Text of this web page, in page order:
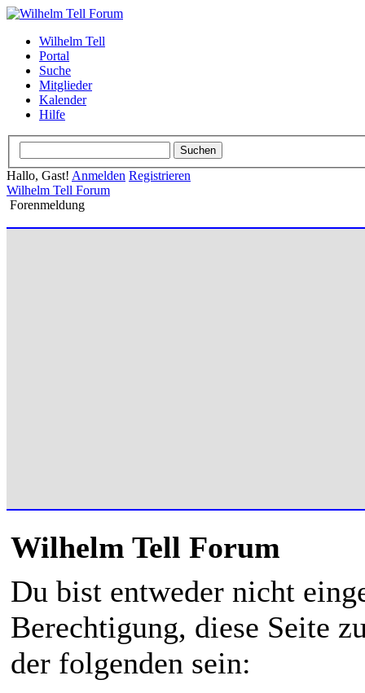
Wilhelm Tell
Portal
Suche
Mitglieder
Kalender
Hilfe
Hallo, Gast! Anmelden Registrieren
Wilhelm Tell Forum
Forenmeldung
Wilhelm Tell Forum
Du bist entweder nicht
Berechtigung, diese Seite
der folgenden sein: